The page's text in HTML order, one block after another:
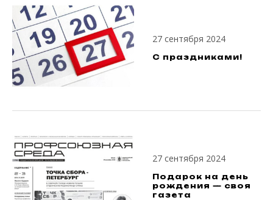
27 сентября 2024
С праздниками!
27 сентября 2024
Подарок на день
рождения — своя
газета